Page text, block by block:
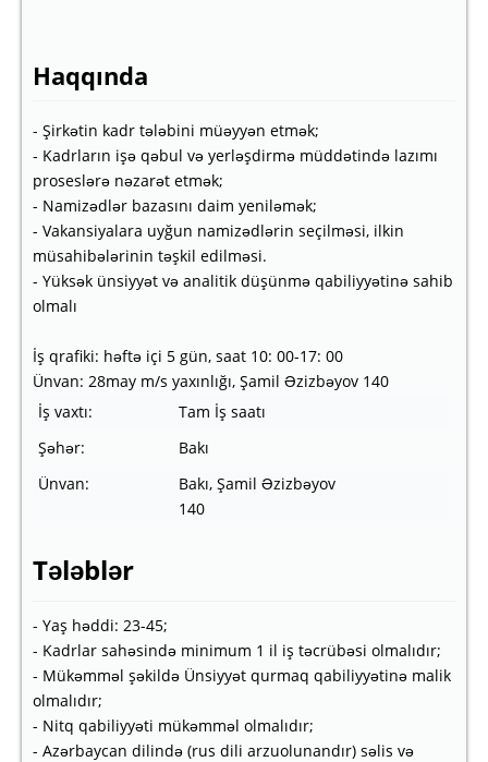
Haqqında
- Şirkətin kadr tələbini müəyyən etmək;
- Kadrların işə qəbul və yerləşdirmə müddətində lazımı
proseslərə nəzarət etmək;
- Namizədlər bazasını daim yeniləmək;
- Vakansiyalara uyğun namizədlərin seçilməsi, ilkin
müsahibələrinin təşkil edilməsi.
- Yüksək ünsiyyət və analitik düşünmə qabiliyyətinə sahib
olmalı
İş qrafiki: həftə içi 5 gün, saat 10: 00-17: 00
Ünvan: 28may m/s yaxınlığı, Şamil Əzizbəyov 140
İş vaxtı:
Tam İş saatı
Şəhər:
Bakı
Ünvan:
Bakı, Şamil Əzizbəyov
140
Tələblər
- Yaş həddi: 23-45;
- Kadrlar sahəsində minimum 1 il iş təcrübəsi olmalıdır;
- Mükəmməl şəkildə Ünsiyyət qurmaq qabiliyyətinə malik
olmalıdır;
- Nitq qabiliyyəti mükəmməl olmalıdır;
- Azərbaycan dilində (rus dili arzuolunandır) səlis və